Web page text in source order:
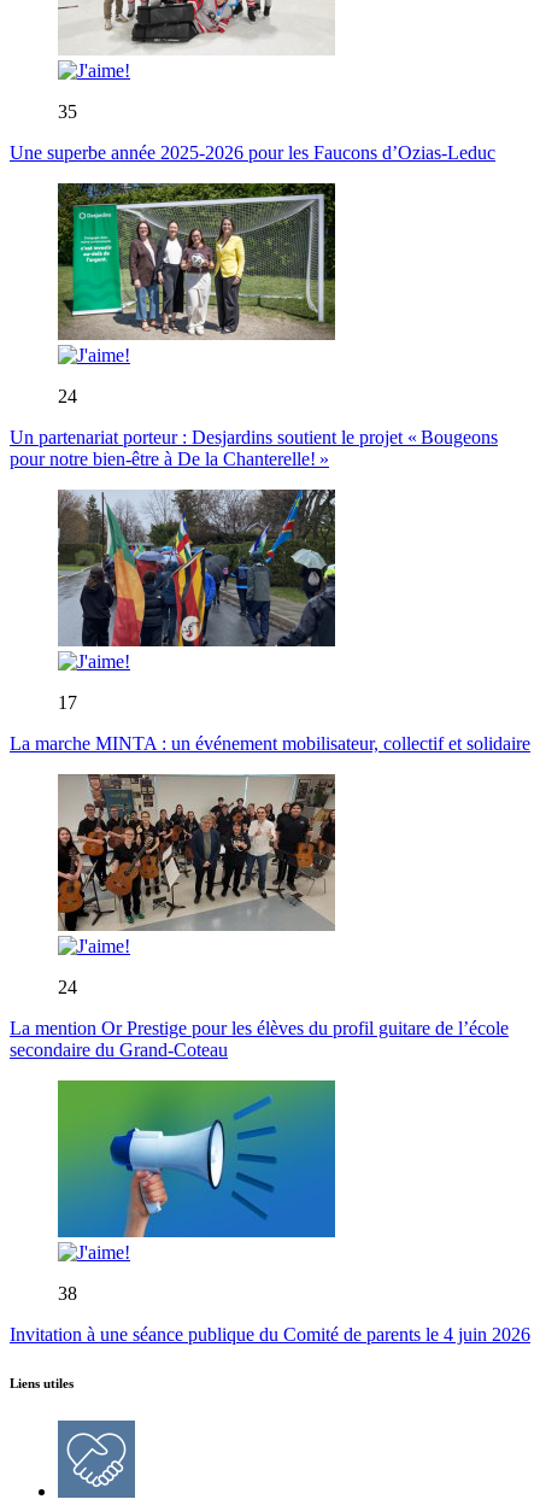
35
Une superbe année 2025-2026 pour les Faucons d’Ozias-Leduc
24
Un partenariat porteur : Desjardins soutient le projet « Bougeons
pour notre bien-être à De la Chanterelle! »
17
La marche MINTA : un événement mobilisateur, collectif et solidaire
24
La mention Or Prestige pour les élèves du profil guitare de l’école
secondaire du Grand-Coteau
38
Invitation à une séance publique du Comité de parents le 4 juin 2026
Liens utiles